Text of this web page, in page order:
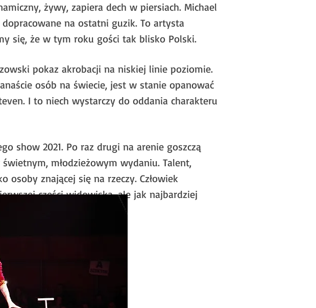
żywy, zapiera dech w piersiach. Michael
na ostatni guzik. To artysta
się, że w tym roku gości tak blisko Polski.
pokaz akrobacji na niskiej linie poziomie.
osób na świecie, jest w stanie opanować
I to niech wystarczy do oddania charakteru
show 2021. Po raz drugi na arenie goszczą
młodzieżowym wydaniu. Talent,
znającej się na rzeczy. Człowiek
części widowiska, ale jak najbardziej